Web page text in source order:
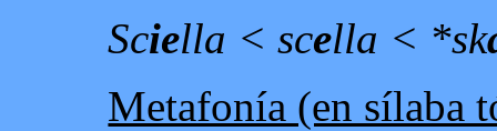
Sciella < scella < *sk
Metafonía (en sílaba